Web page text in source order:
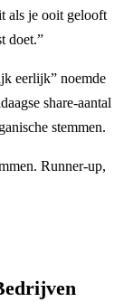
als je ooit gelooft
doet.”
eerlijk” noemde
share-aantal
stemmen.
Runner-up,